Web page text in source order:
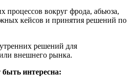
процессов вокруг фрода, абьюза,
кейсов и принятия решений по
решений для
внешнего рынка.
интересна: